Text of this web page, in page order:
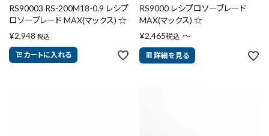
RS90003 RS-200M18-0.9 レシプ
ロソーブレード MAX(マックス) ☆
¥2,948 税込
カートに入れる
RS9000 レシプロソーブレード
MAX(マックス) ☆
¥2,465税込 〜
詳細を見る